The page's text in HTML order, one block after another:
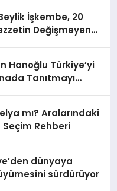
İşkembe, 20
Değişmeyen
Hanoğlu Türkiye’yi
Tanıtmayı
mı? Aralarındaki
Seçim Rehberi
dünyaya
sürdürüyor